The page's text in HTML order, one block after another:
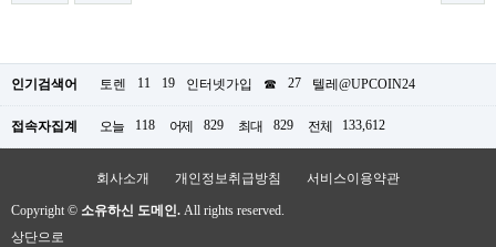
인기검색어 토렌 11 19 인터넷가입 ☎ 27 텔레@UPCOIN24
접속자집계 오늘 118 어제 829 최대 829 전체 133,612
회사소개 개인정보취급방침 서비스이용약관
Copyright © 소유하신 도메인. All rights reserved.
상단으로